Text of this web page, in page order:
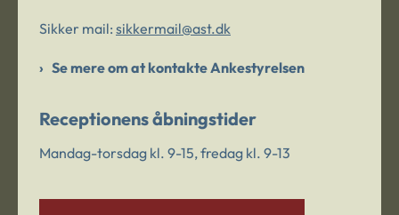
Sikker mail: sikkermail@ast.dk
Se mere om at kontakte Ankestyrelsen
Receptionens åbningstider
Mandag-torsdag kl. 9-15, fredag kl. 9-13